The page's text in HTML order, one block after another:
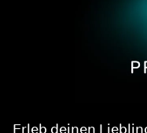
Erleb deinen